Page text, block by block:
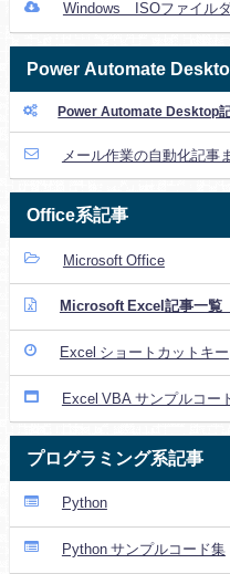
Windows ISOファイル
Power Automate
Power Automate Desktop記
メール作業の自動化記事
Office系記事
Microsoft Office
Microsoft Excel記事一覧
Excel ショートカットキー
Excel VBA サンプルコー
プログラミング系記事
Python
Python サンプルコード集